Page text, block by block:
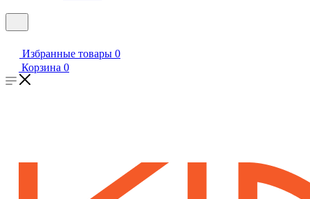
Избранные товары 0
Корзина 0